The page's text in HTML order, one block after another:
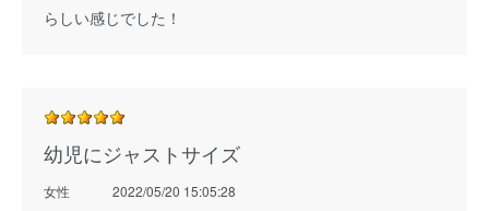
らしい感じでした！
幼児にジャストサイズ
女性 2022/05/20 15:05:28